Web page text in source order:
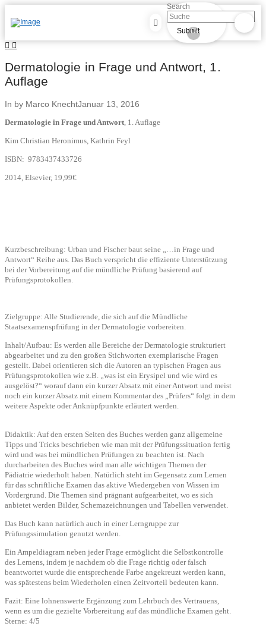
Search
Submit
Clear
Dermatologie in Frage und Antwort, 1.
Auflage
In by Marco KnechtJanuar 13, 2016
Dermatologie in Frage und Antwort , 1. Auflage
Kim Christian Heronimus, Kathrin Feyl
ISBN: 9783437433726
2014, Elsevier, 19,99€
Kurzbeschreibung: Urban und Fischer baut seine „…in Frage und
Antwort“ Reihe aus. Das Buch verspricht die effiziente Unterstützung
bei der Vorbereitung auf die mündliche Prüfung basierend auf
Prüfungsprotokollen.
Zielgruppe: Alle Studierende, die sich auf die Mündliche
Staatsexamenspfrüfung in der Dermatologie vorbereiten.
Inhalt/Aufbau: Es werden alle Bereiche der Dermatologie strukturiert
abgearbeitet und zu den großen Stichworten exemplarische Fragen
gestellt. Dabei orientieren sich die Autoren an typischen Fragen aus
Prüfungsprotokollen wie z.B. „was ist ein Erysipel und wie wird es
ausgelöst?“ worauf dann ein kurzer Absatz mit einer Antwort und meist
noch ein kurzer Absatz mit einem Kommentar des „Prüfers“ folgt in dem
weitere Aspekte oder Anknüpfpunkte erläutert werden.
Didaktik: Auf den ersten Seiten des Buches werden ganz allgemeine
Tipps und Tricks beschrieben wie man mit der Prüfungssituation fertig
wird und was bei mündlichen Prüfungen zu beachten ist. Nach
durcharbeiten des Buches wird man alle wichtigen Themen der
Pädiatrie wiederholt haben. Natürlich steht im Gegensatz zum Lernen
für das schriftliche Examen das aktive Wiedergeben von Wissen im
Vordergrund. Die Themen sind prägnant aufgearbeitet, wo es sich
anbietet werden Bilder, Schemazeichnungen und Tabellen verwendet.
Das Buch kann natürlich auch in einer Lerngruppe zur
Prüfungssimulation genutzt werden.
Ein Ampeldiagram neben jeder Frage ermöglicht die Selbstkontrolle
des Lernens, indem je nachdem ob die Frage richtig oder falsch
beantwortet wurde die entsprechende Farbe angekreuzt werden kann,
was spätestens beim Wiederholen einen Zeitvorteil bedeuten kann.
Fazit: Eine lohnenswerte Ergänzung zum Lehrbuch des Vertrauens,
wenn es um die gezielte Vorbereitung auf das mündliche Examen geht.
Sterne: 4/5